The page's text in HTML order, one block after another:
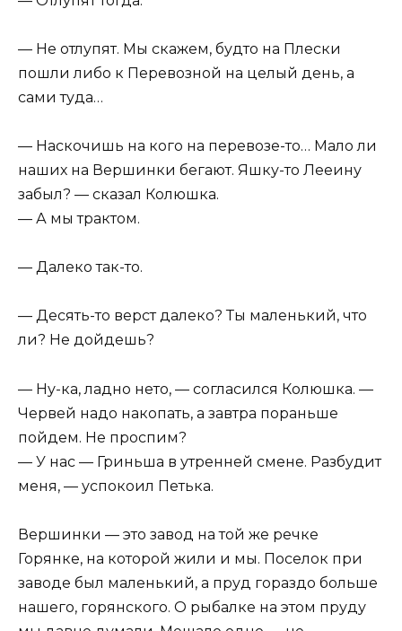
— Не отлупят. Мы скажем, будто на Плески
пошли либо к Перевозной на целый день, а
сами туда…
— Наскочишь на кого на перевозе-то… Мало ли
наших на Вершинки бегают. Яшку-то Лееину
забыл? — сказал Колюшка.
— А мы трактом.
— Далеко так-то.
— Десять-то верст далеко? Ты маленький, что
ли? Не дойдешь?
— Ну-ка, ладно нето, — согласился Колюшка. —
Червей надо накопать, а завтра пораньше
пойдем. Не проспим?
— У нас — Гриньша в утренней смене. Разбудит
меня, — успокоил Петька.
Вершинки — это завод на той же речке
Горянке, на которой жили и мы. Поселок при
заводе был маленький, а пруд гораздо больше
нашего, горянского. О рыбалке на этом пруду